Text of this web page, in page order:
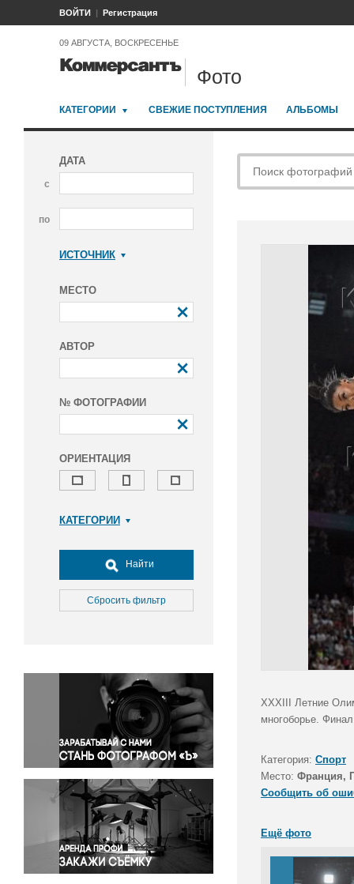
ВОЙТИ Регистрация
09 АВГУСТА, ВОСКРЕСЕНЬЕ
Фото
КАТЕГОРИИ СВЕЖИЕ ПОСТУПЛЕНИЯ АЛЬБОМЫ
ДАТА
с
по
ИСТОЧНИК
МЕСТО
АВТОР
№ ФОТОГРАФИИ
ОРИЕНТАЦИЯ
КАТЕГОРИИ
Досуг, туризм и отдых
Культура
Медицина
Окружающая среда
Политика
Правосудие
Происшествия и конфликты
Религия
Светская жизнь
Спорт
Экология
Экономика и бизнес
Найти
Сбросить фильтр
XXXIII Летние
многоборье.
Категория: Спорт
Место: Франция,
Сообщить об
Ещё фото